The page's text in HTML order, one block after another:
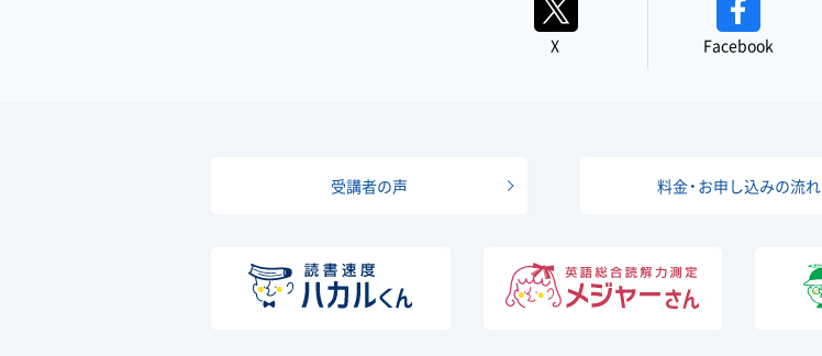
X Facebook
受講者の声 料金・お申し込みの流れ